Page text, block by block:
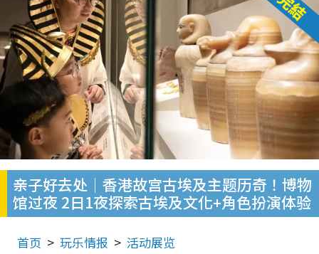
亲子好去处｜香港故宫古埃及主题历奇！博物
馆过夜 2日1夜探索古埃及文化+角色扮演体验
首页 玩乐情报 活动展览